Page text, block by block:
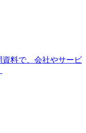
料で、会社やサービ